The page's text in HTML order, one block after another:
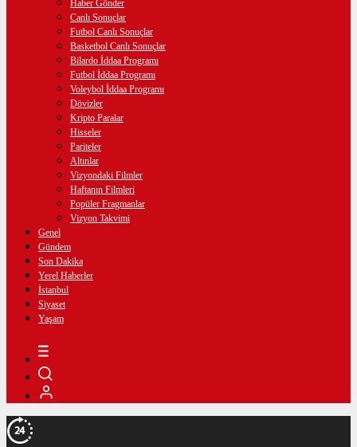
Haber Gönder
Canlı Sonuçlar
Futbol Canlı Sonuçlar
Basketbol Canlı Sonuçlar
Bilardo İddaa Programı
Futbol İddaa Programı
Voleybol İddaa Programı
Dövizler
Kripto Paralar
Hisseler
Pariteler
Altınlar
Vizyondaki Filmler
Haftanın Filmleri
Popüler Fragmanlar
Vizyon Takvimi
Genel
Gündem
Son Dakika
Yerel Haberler
İstanbul
Siyaset
Yaşam